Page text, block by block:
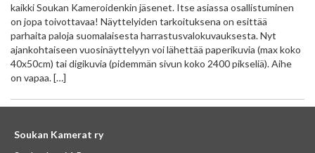
kaikki Soukan Kameroidenkin jäsenet. Itse asiassa osallistuminen
on jopa toivottavaa! Näyttelyiden tarkoituksena on esittää
parhaita paloja suomalaisesta harrastusvalokuvauksesta. Nyt
ajankohtaiseen vuosinäyttelyyn voi lähettää paperikuvia (max koko
40x50cm) tai digikuvia (pidemmän sivun koko 2400 pikseliä). Aihe
on vapaa. […]
Soukan Kamerat ry